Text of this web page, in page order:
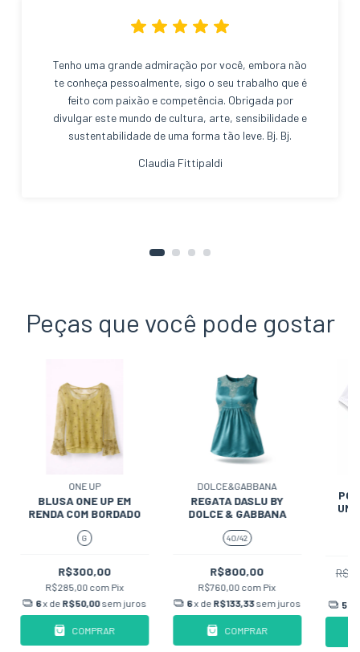
Tenho uma grande admiração por você, embora não
te conheça pessoalmente, sigo o seu trabalho que é
feito com paixão e competência. Obrigada por
divulgar este mundo de cultura, arte, sensibilidade e
sustentabilidade de uma forma tão leve. Bj. Bj.
Claudia Fittipaldi
Peças que você pode gostar
ONE UP
BLUSA ONE UP EM
RENDA COM BORDADO
G
R$300,00
R$285,00 com Pix
6x de R$50,00 sem juros
COMPRAR
DOLCE&GABBANA
REGATA DASLU BY
DOLCE & GABBANA
40/42
R$800,00
R$760,00 com Pix
6x de R$133,33sem juros
COMPRAR
5